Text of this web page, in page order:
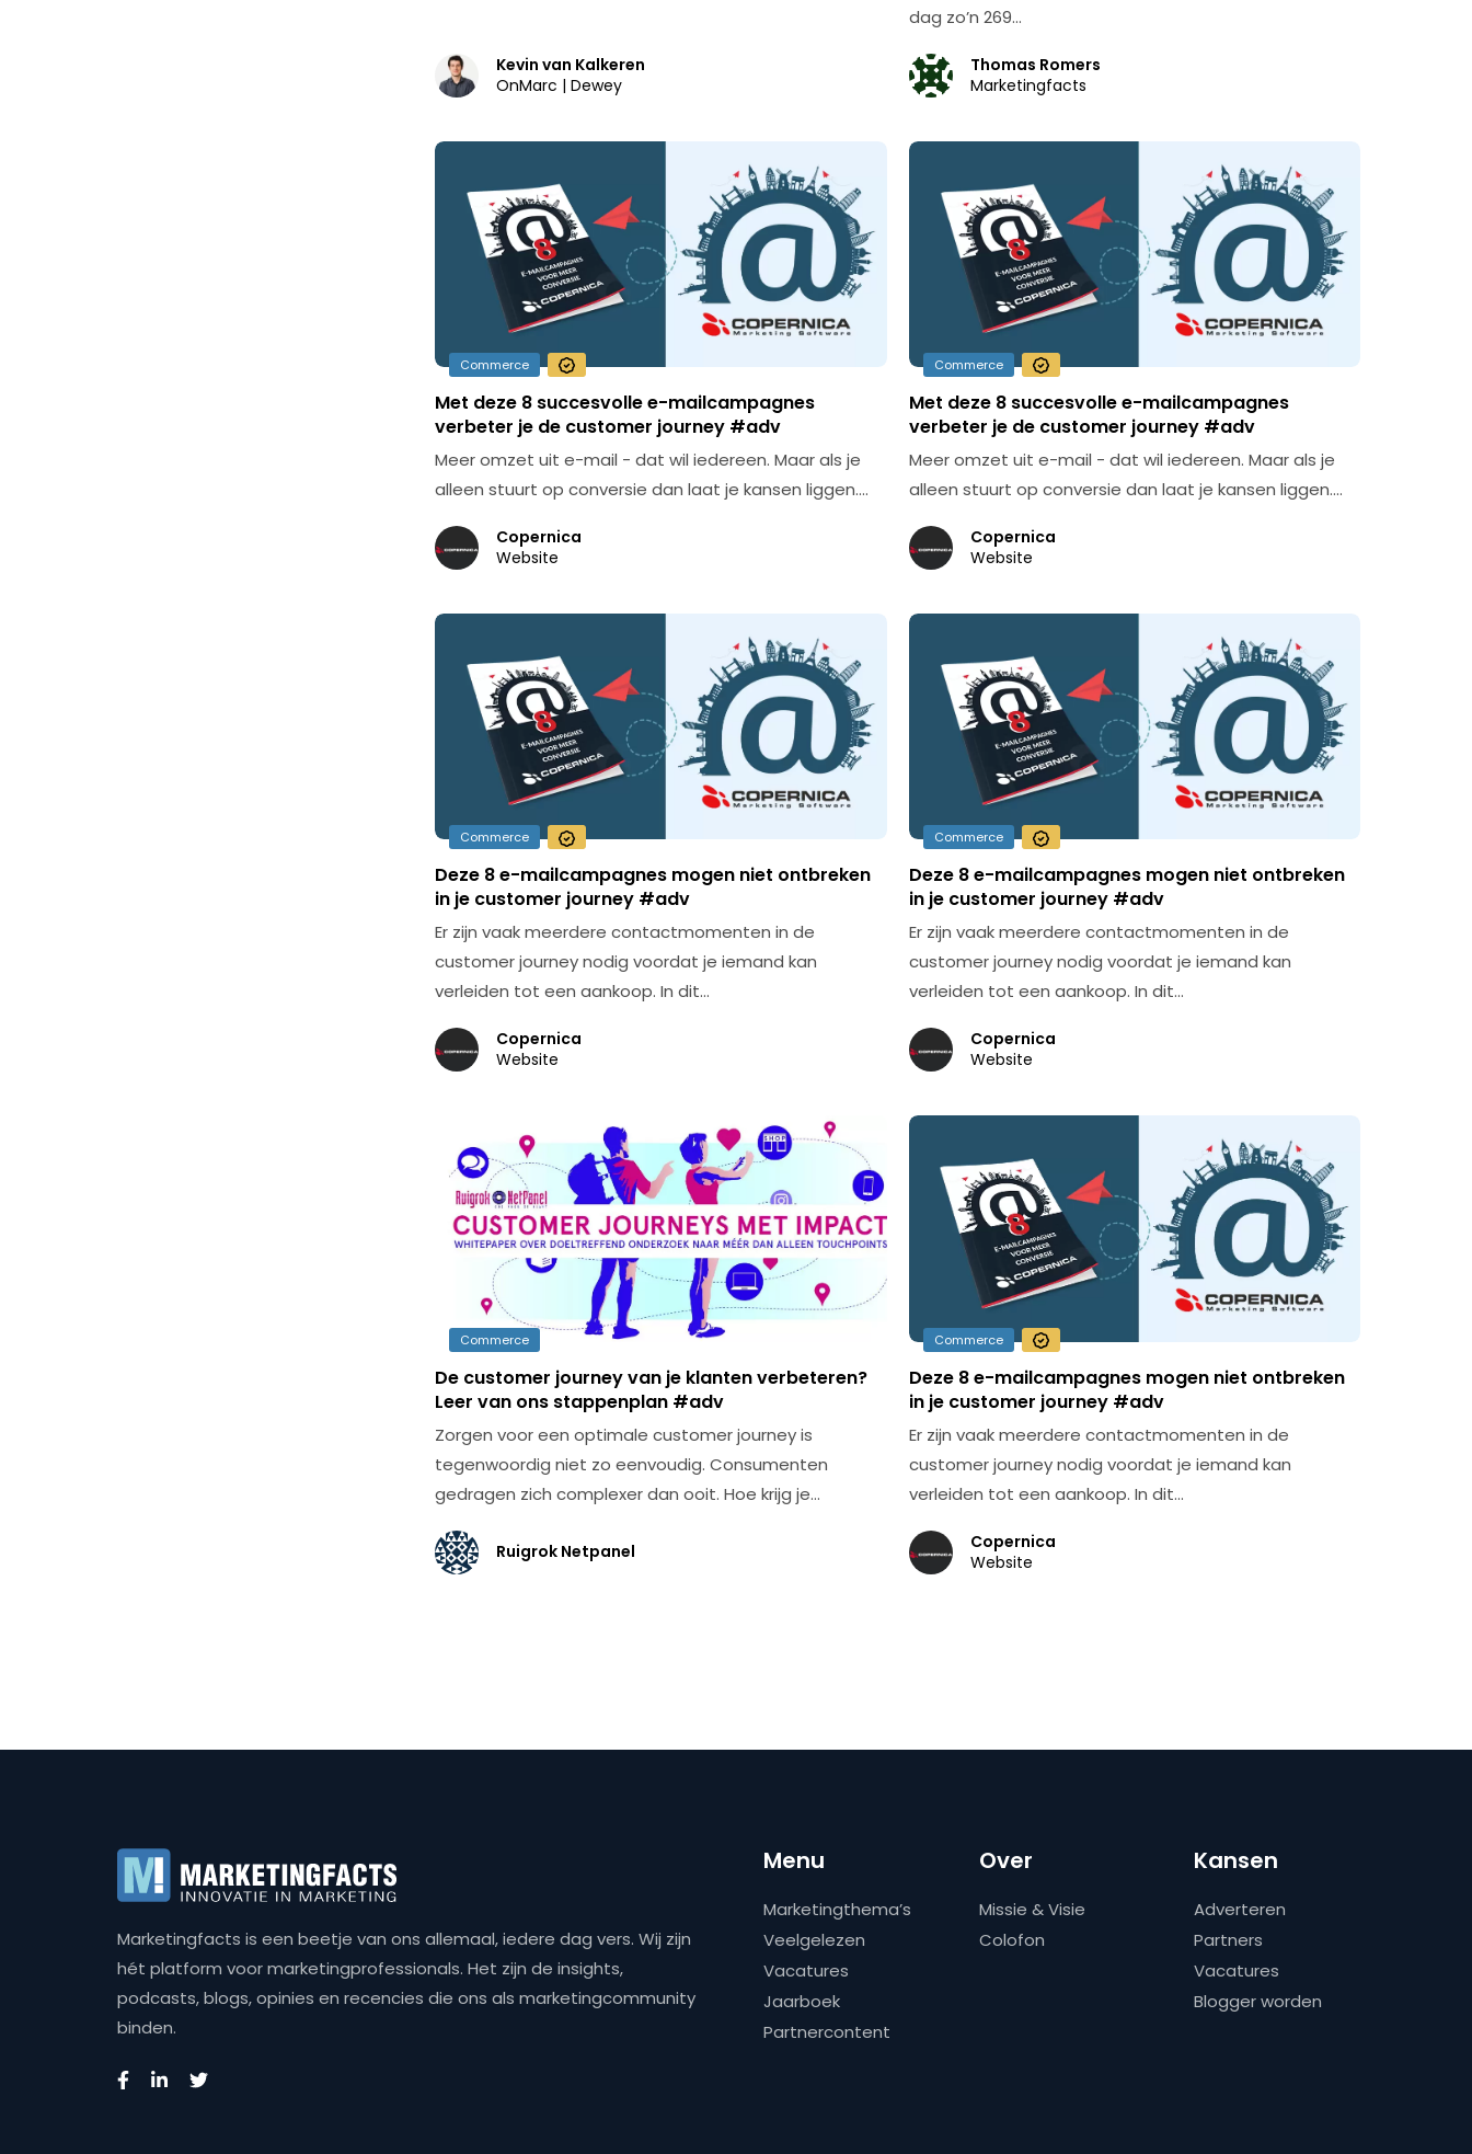
Kevin van Kalkeren
OnMarc | Dewey
dag zo’n 269…
Thomas Romers
Marketingfacts
Commerce
Met deze 8 succesvolle e-mailcampagnes
verbeter je de customer journey #adv
Meer omzet uit e-mail - dat wil iedereen. Maar als je
alleen stuurt op conversie dan laat je kansen liggen.…
Copernica
Website
Commerce
Met deze 8 succesvolle e-mailcampagnes
verbeter je de customer journey #adv
Meer omzet uit e-mail - dat wil iedereen. Maar als je
alleen stuurt op conversie dan laat je kansen liggen.…
Copernica
Website
Commerce
Deze 8 e-mailcampagnes mogen niet ontbreken
in je customer journey #adv
Er zijn vaak meerdere contactmomenten in de
customer journey nodig voordat je iemand kan
verleiden tot een aankoop. In dit…
Copernica
Website
Commerce
Deze 8 e-mailcampagnes mogen niet ontbreken
in je customer journey #adv
Er zijn vaak meerdere contactmomenten in de
customer journey nodig voordat je iemand kan
verleiden tot een aankoop. In dit…
Copernica
Website
Commerce
De customer journey van je klanten verbeteren?
Leer van ons stappenplan #adv
Zorgen voor een optimale customer journey is
tegenwoordig niet zo eenvoudig. Consumenten
gedragen zich complexer dan ooit. Hoe krijg je…
Ruigrok Netpanel
Commerce
Deze 8 e-mailcampagnes mogen niet ontbreken
in je customer journey #adv
Er zijn vaak meerdere contactmomenten in de
customer journey nodig voordat je iemand kan
verleiden tot een aankoop. In dit…
Copernica
Website
Marketingfacts is een beetje van ons allemaal, iedere dag vers. Wij zijn
hét platform voor marketingprofessionals. Het zijn de insights,
podcasts, blogs, opinies en recencies die ons als marketingcommunity
binden.
Menu
Marketingthema’s
Veelgelezen
Vacatures
Jaarboek
Partnercontent
Over
Missie & Visie
Colofon
Kansen
Adverteren
Partners
Vacatures
Blogger worden